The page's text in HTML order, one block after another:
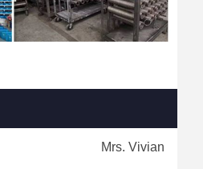
Mrs. Vivian